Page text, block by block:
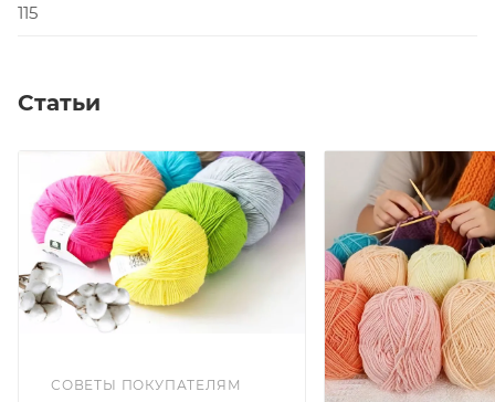
115
Статьи
СОВЕТЫ ПОКУПАТЕЛЯМ